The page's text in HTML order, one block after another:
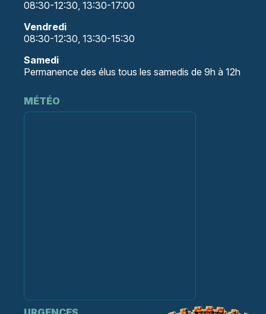
08:30-12:30, 13:30-17:00
Vendredi
08:30-12:30, 13:30-15:30
Samedi
Permanence des élus tous les samedis de 9h à 12h
MÉTÉO